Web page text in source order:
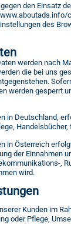
den Einsatz
des
werden nach
die bei uns
werden gesperrt
in Deutschland,
in Österreich
der Einnahmen
,
wird.
Kunden im
oder Pflege,